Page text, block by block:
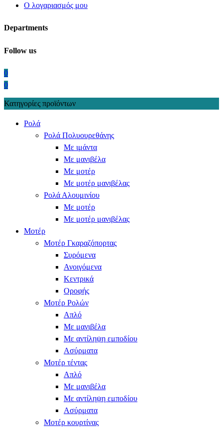
Ο λογαριασμός μου
Departments
Follow us
0
0
Κατηγορίες προϊόντων
Ρολά
Ρολά Πολυουρεθάνης
Με ιμάντα
Με μανιβέλα
Με μοτέρ
Με μοτέρ μανιβέλας
Ρολά Αλουμινίου
Με μοτέρ
Με μοτέρ μανιβέλας
Μοτέρ
Μοτέρ Γκαραζόπορτας
Συρόμενα
Ανοιγόμενα
Κεντρικά
Οροφής
Μοτέρ Ρολών
Απλό
Με μανιβέλα
Με αντίληψη εμποδίου
Ασύρματα
Μοτέρ τέντας
Απλό
Με μανιβέλα
Με αντίληψη εμποδίου
Ασύρματα
Μοτέρ κουρτίνας